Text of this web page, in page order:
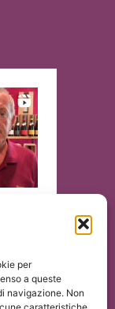
per
a queste
navigazione. Non